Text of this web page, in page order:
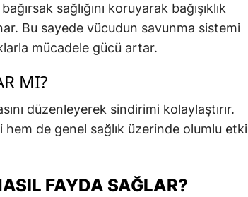
sağlığını koruyarak bağışıklık
Bu sayede vücudun savunma sistemi
mücadele gücü artar.
MI?
düzenleyerek sindirimi kolaylaştırır.
hem de genel sağlık üzerinde olumlu etki
FAYDA SAĞLAR?